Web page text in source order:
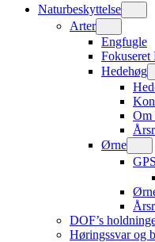
Naturbeskyttelse
Arter
Engfugle
Hedehøg
Om
Ørne
DOF’s
Høringssvar og